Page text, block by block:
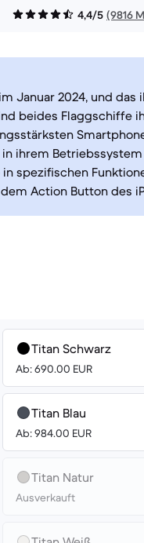
4,4/5 (9816
Januar 2024, und das
beides Flaggschiffe
ihrem
in spezifischen
Action Button des
Titan Schwarz
Ab: 690.00 EUR
Titan Blau
Ab: 984.00 EUR
Titan Natur
Ausverkauft